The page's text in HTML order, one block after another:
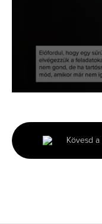
minute,
37
seconds
Kövesd a